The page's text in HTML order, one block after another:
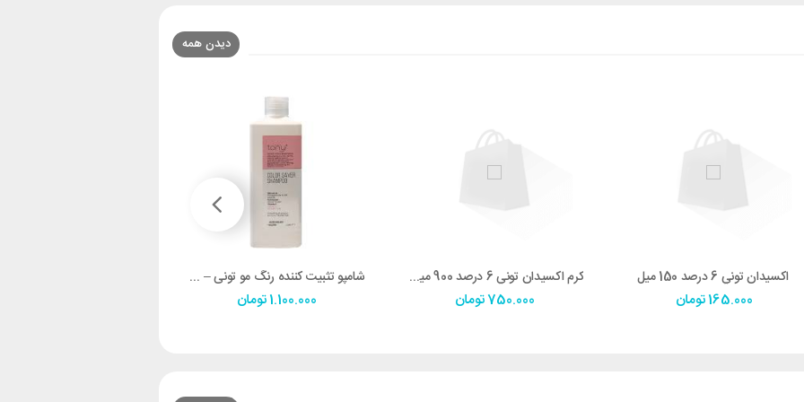
دیدن همه
اکسيدان توني 6 درصد 150 ميل
تومان165.000
کرم اکسيدان توني 6 درصد 900 ميل (Activator 6%)
تومان750.000
شامپو تثبیت کننده رنگ مو تونی – کالر سیور
تومان1.100.000